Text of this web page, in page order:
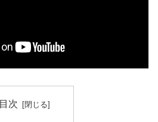
目次